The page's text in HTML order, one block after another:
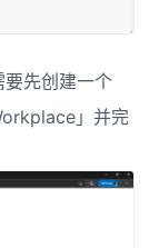
先创建一个
」并完